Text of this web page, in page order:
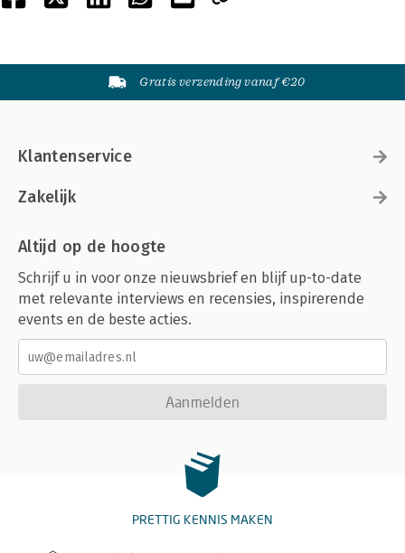
Gratis verzending vanaf €20
Klantenservice
Zakelijk
Altijd op de hoogte
Schrijf u in voor onze nieuwsbrief en blijf up-to-date
met relevante interviews en recensies, inspirerende
events en de beste acties.
Aanmelden
PRETTIG KENNIS MAKEN